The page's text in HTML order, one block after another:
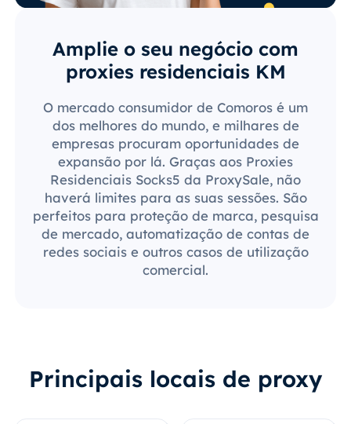
Amplie o seu negócio com
proxies residenciais KM
O mercado consumidor de Comoros é um
dos melhores do mundo, e milhares de
empresas procuram oportunidades de
expansão por lá. Graças aos Proxies
Residenciais Socks5 da ProxySale, não
haverá limites para as suas sessões. São
perfeitos para proteção de marca, pesquisa
de mercado, automatização de contas de
redes sociais e outros casos de utilização
comercial.
Principais locais de proxy